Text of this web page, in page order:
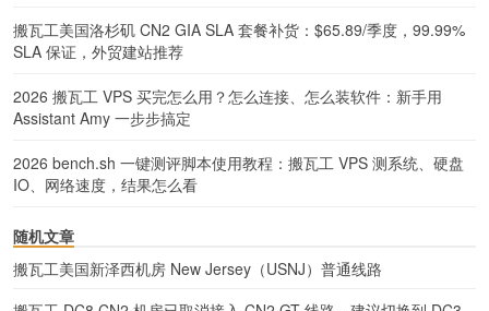
搬瓦工美国洛杉矶 CN2 GIA SLA 套餐补货：$65.89/季度，99.99%
SLA 保证，外贸建站推荐
2026 搬瓦工 VPS 买完怎么用？怎么连接、怎么装软件：新手用
Assistant Amy 一步步搞定
2026 bench.sh 一键测评脚本使用教程：搬瓦工 VPS 测系统、硬盘
IO、网络速度，结果怎么看
随机文章
搬瓦工美国新泽西机房 New Jersey（USNJ）普通线路